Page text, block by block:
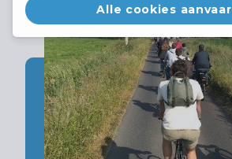
Alle cookies